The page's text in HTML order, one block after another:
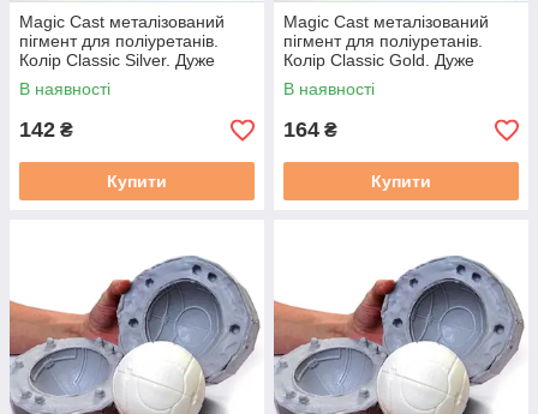
Magic Cast металізований
пігмент для поліуретанів.
Колір Classic Silver. Дуже
дрібна фракція
В наявності
142 ₴
Купити
Magic Cast металізований
пігмент для поліуретанів.
Колір Classic Gold. Дуже
дрібна фракція
В наявності
164 ₴
Купити